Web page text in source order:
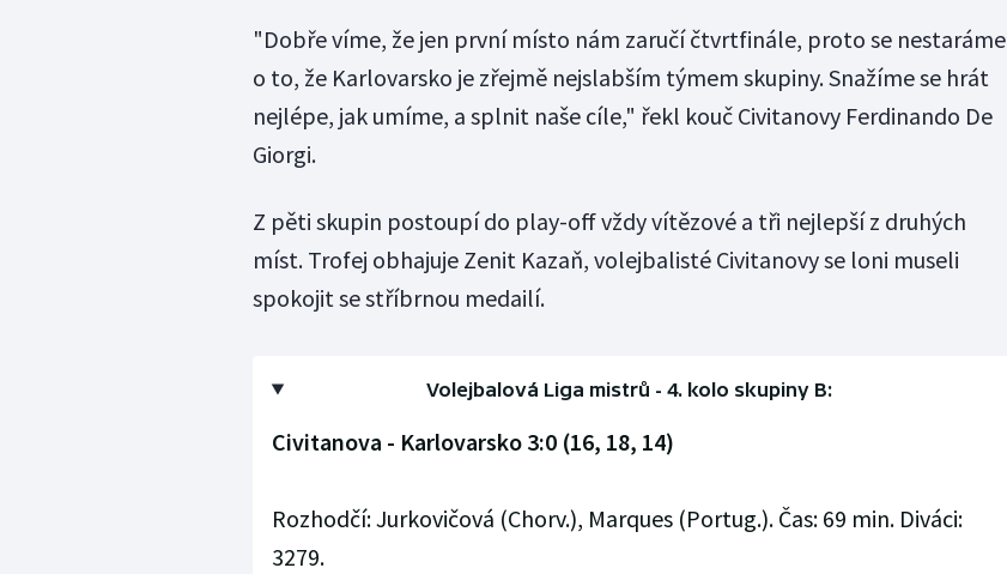
"Dobře víme, že jen první místo nám zaručí čtvrtfinále, proto se nestaráme
o to, že Karlovarsko je zřejmě nejslabším týmem skupiny. Snažíme se hrát
nejlépe, jak umíme, a splnit naše cíle," řekl kouč Civitanovy Ferdinando De
Giorgi.
Z pěti skupin postoupí do play-off vždy vítězové a tři nejlepší z druhých
míst. Trofej obhajuje Zenit Kazaň, volejbalisté Civitanovy se loni museli
spokojit se stříbrnou medailí.
Volejbalová Liga mistrů - 4. kolo skupiny B:
Civitanova - Karlovarsko 3:0 (16, 18, 14)
Rozhodčí: Jurkovičová (Chorv.), Marques (Portug.). Čas: 69 min. Diváci:
3279.